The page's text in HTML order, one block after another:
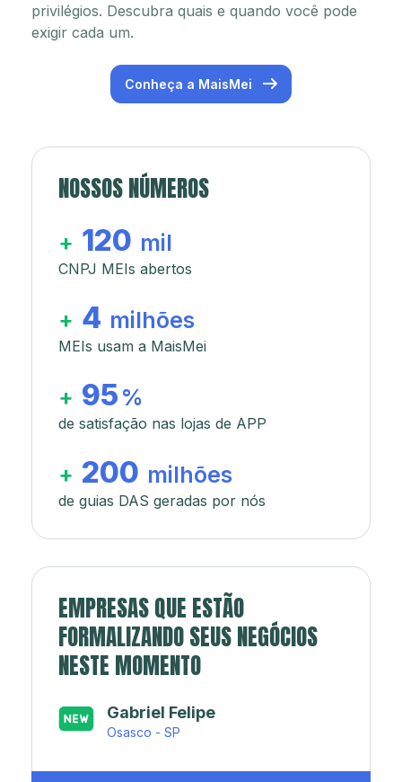
privilégios. Descubra quais e quando você pode
exigir cada um.
Conheça a MaisMei
NOSSOS NÚMEROS
+ 120 mil
CNPJ MEIs abertos
+ 4 milhões
MEIs usam a MaisMei
+ 95 %
de satisfação nas lojas de APP
+ 200 milhões
de guias DAS geradas por nós
EMPRESAS QUE ESTÃO
FORMALIZANDO SEUS NEGÓCIOS
NESTE MOMENTO
Japa’s açaí e sorveteria
Rio de Janeiro - RJ